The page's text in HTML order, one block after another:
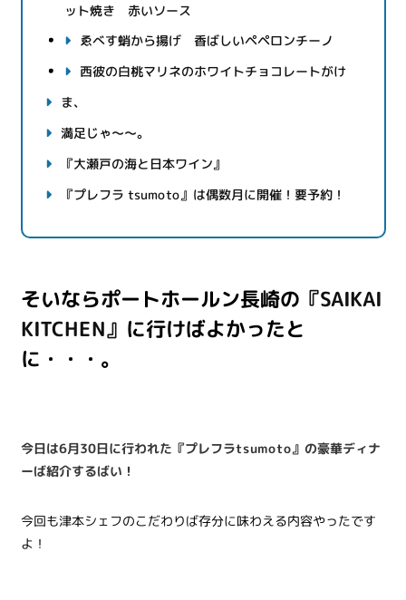
ット焼き 赤いソース
ゑべす蛸から揚げ 香ばしいペペロンチーノ
西彼の白桃マリネのホワイトチョコレートがけ
ま、
満足じゃ～～。
『大瀬戸の海と日本ワイン』
『プレフラ tsumoto』は偶数月に開催！要予約！
そいならポートホールン長崎の 『SAIKAI
KITCHEN』 に行けばよかったと
に・・・。
今日は6月30日に行われた『プレフラtsumoto』の豪華ディナ
ーば紹介するばい！
今回も津本シェフのこだわりば存分に味わえる内容やったです
よ！